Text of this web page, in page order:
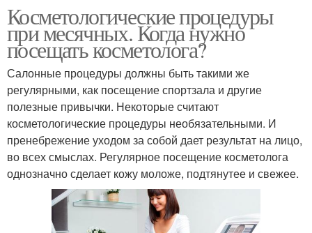
Косметологические процедуры
при месячных. Когда нужно
посещать косметолога?
Салонные процедуры должны быть такими же
регулярными, как посещение спортзала и другие
полезные привычки. Некоторые считают
косметологические процедуры необязательными. И
пренебрежение уходом за собой дает результат на лицо,
во всех смыслах. Регулярное посещение косметолога
однозначно сделает кожу моложе, подтянутее и свежее.